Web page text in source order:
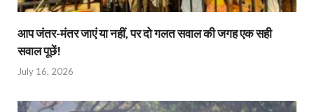
आप जंतर-मंतर जाएं या नहीं, पर दो गलत सवाल की जगह एक सही
सवाल पूछें!
July 16, 2026